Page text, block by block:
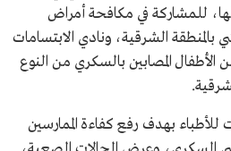
للمشاركة في مكافحة أمراض
بالمنطقة الشرقية، ونادي الابتسامات
المصابين بالسكري من النوع
بهدف رفع كفاءة الممارسين